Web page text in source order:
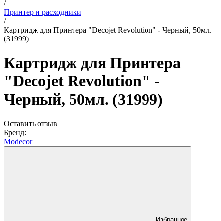
/
Принтер и расходники
/
Картридж для Принтера "Decojet Revolution" - Черный, 50мл.
(31999)
Картридж для Принтера
"Decojet Revolution" -
Черный, 50мл. (31999)
Оставить отзыв
Бренд:
Modecor
Избранное